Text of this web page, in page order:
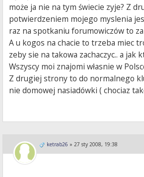
może ja nie na tym świecie zyje? Z
potwierdzeniem mojego myslenia
raz na spotkaniu forumowiczów to
A u kogos na chacie to trzeba miec
zeby sie na takowa zachaczyc.. a jak
Wszyscy moi znajomi własnie w
Z drugiej strony to do normalnego
nie domowej nasiadówki ( chociaz
ketrab26 » 27 sty 2008, 19:38